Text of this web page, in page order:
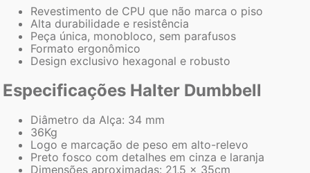
Revestimento de CPU que não marca o piso
Alta durabilidade e resistência
Peça única, monobloco, sem parafusos
Formato ergonômico
Design exclusivo hexagonal e robusto
Especificações Halter Dumbbell
Diâmetro da Alça: 34 mm
36Kg
Logo e marcação de peso em alto-relevo
Preto fosco com detalhes em cinza e laranja
Dimensões aproximadas: 21,5 x 35cm